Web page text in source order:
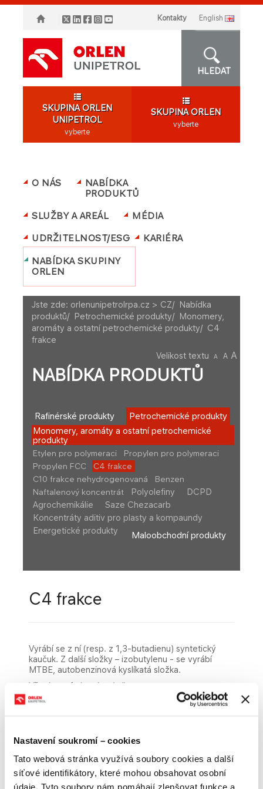
Nastavení soukromí – cookies
Tato webová stránka využívá soubory cookies a další
síťové identifikátory, které mohou obsahovat osobní
Kontakty english
HLEDAT
SKUPINA ORLEN
UNIPETROL
vyberte
SKUPINA ORLEN
vyberte
O NÁS
NABÍDKA
PRODUKTŮ
SLUŽBY A AREÁL
MÉDIA
UDRŽITELNOST/ESG
KARIÉRA
NABÍDKA SKUPINY
ORLEN
Jste zde: orlenunipetrolrpa.cz > CZ/ Nabídka
produktů/ Petrochemické produkty/ Monomery,
aromáty a ostatní petrochemické produkty/ C4
frakce
Velikost textu
A A A
NABÍDKA PRODUKTŮ
Rafinérské produkty Petrochemické produkty
Monomery, aromáty a ostatní petrochemické
produkty
Etylen pro polymeraci
Propylen pro polymeraci
Propylen FCC
C4 frakce
C10 frakce nehydrogenovaná
Benzen
Naftalenový koncentrát
Polyolefiny
DCPD
Agrochemikálie
Saze Chezacarb
Koncentráty aditiv pro plasty a kompaundy
Energetické produkty
Maloobchodní produkty
C4 frakce
Vyrábí se z ní (resp. z 1,3-butadienu) syntetický
kaučuk. Z další složky – izobutylenu - se vyrábí
MTBE, autobenzinová kyslíkatá složka.
Všeobecná charakteristika
C4 frakce je směs zkapalněných uhlovodíků
převážně se čtyřmi atomy uhlíku v molekule. Je to
účinky, snadno těkavá, specifického zápachu.
Vyrábí se frakční destilací pyrolyzních plynů při
tepelném štěpení ropných produktů.